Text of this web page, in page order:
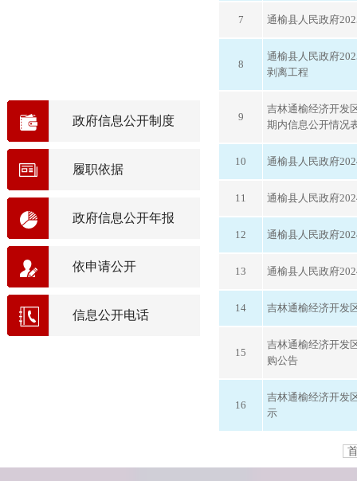
7 通榆县人民政府
8
通榆县人民政府
剥离工程
9
吉林通榆经济开发
期内信息公开情况
10 通榆县人民政府
11 通榆县人民政府
12 通榆县人民政府
13 通榆县人民政府
14 吉林通榆经济开发
15
吉林通榆经济开发
购公告
16
吉林通榆经济开发
示
政府信息公开制度
履职依据
政府信息公开年报
依申请公开
信息公开电话